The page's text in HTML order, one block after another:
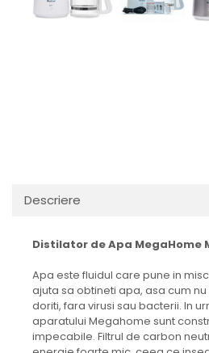
Descriere
Distilator de Apa MegaHome
Apa este fluidul care pune in
ajuta sa obtineti apa, asa cum
doriti, fara virusi sau bacterii. In
aparatului Megahome sunt
impecabile. Filtrul de carbon